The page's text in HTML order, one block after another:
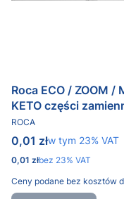
Roca ECO / ZOOM /
KETO części
PRODUCENT
ROCA
Cena brutto
0,01 złw tym %s VAT
w tym 23% VAT
Cena netto
0,01 złbez 23% VAT
Ceny podane bez kosztów